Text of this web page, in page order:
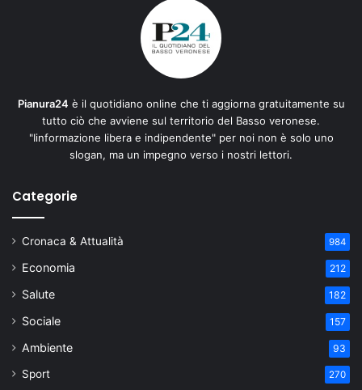
Pianura24 è il quotidiano online che ti aggiorna gratuitamente su
tutto ciò che avviene sul territorio del Basso veronese.
"Iinformazione libera e indipendente" per noi non è solo uno
slogan, ma un impegno verso i nostri lettori.
Categorie
Cronaca & Attualità 984
Economia 212
Salute 182
Sociale 157
Ambiente 93
Sport 270